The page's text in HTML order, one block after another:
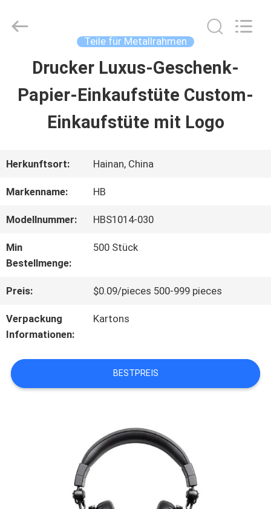
HAUSE
VIDEOS
SHOW
UNS
WERKSBESICHTIGUNG
KONTAKT
Ltd..
Teile für Metallrahmen
Drucker Luxus-Geschenk-
Papier-Einkaufstüte Custom-
Einkaufstüte mit Logo
Herkunftsort: Hainan, China
Markenname: HB
Modellnummer: HBS1014-030
Min
Bestellmenge:
500 Stück
Preis: $0.09/pieces 500-999 pieces
Verpackung
Informationen:
Kartons
BESTPREIS